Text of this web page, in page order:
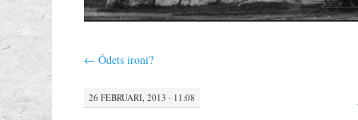
← Ödets ironi?
26 FEBRUARI, 2013 · 11:08